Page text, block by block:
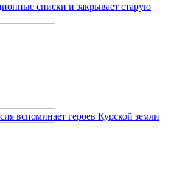
списки и закрывает старую
вспоминает героев Курской земли